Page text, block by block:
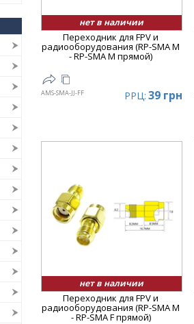
нет в наличии
Переходник для FPV и
радиооборудования (RP-SMA M
- RP-SMA M прямой)
AMS-SMA-JJ-FF РРЦ: 39 грн
нет в наличии
Переходник для FPV и
радиооборудования (RP-SMA M
- RP-SMA F прямой)